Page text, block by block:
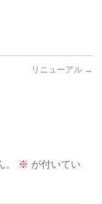
リニューアル →
※ が付いてい